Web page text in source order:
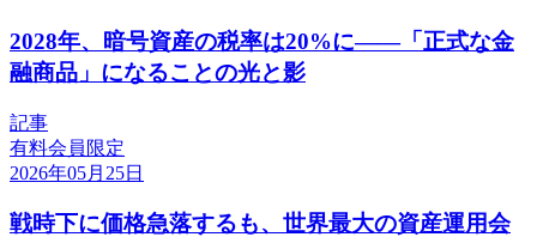
2028年、暗号資産の税率は20%に——「正式な金
融商品」になることの光と影
記事
有料会員限定
2026年05月25日
戦時下に価格急落するも、世界最大の資産運用会